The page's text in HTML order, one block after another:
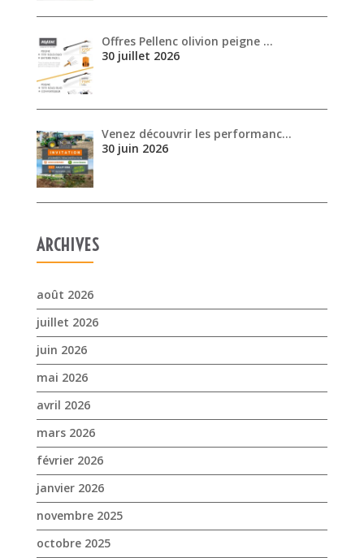
30 juin 2026
ARCHIVES
août 2026
juillet 2026
mai 2026
mars 2026
février 2026
janvier 2026
novembre 2025
octobre 2025
septembre 2025
juillet 2025
avril 2025
mars 2025
février 2025